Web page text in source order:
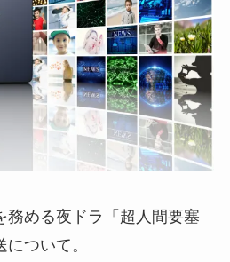
務める夜ドラ「超人間要塞
ついて。